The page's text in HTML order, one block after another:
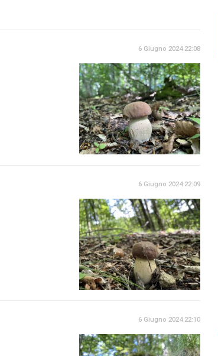
6 Giugno 2024 22:08
6 Giugno 2024 22:09
6 Giugno 2024 22:10